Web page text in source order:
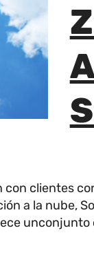
con clientes
a la nube,